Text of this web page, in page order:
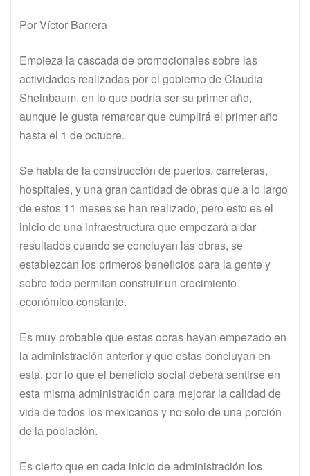
Por Víctor Barrera
Empieza la cascada de promocionales sobre las
actividades realizadas por el gobierno de Claudia
Sheinbaum, en lo que podría ser su primer año,
aunque le gusta remarcar que cumplirá el primer año
hasta el 1 de octubre.
Se habla de la construcción de puertos, carreteras,
hospitales, y una gran cantidad de obras que a lo largo
de estos 11 meses se han realizado, pero esto es el
inicio de una infraestructura que empezará a dar
resultados cuando se concluyan las obras, se
establezcan los primeros beneficios para la gente y
sobre todo permitan construir un crecimiento
económico constante.
Es muy probable que estas obras hayan empezado en
la administración anterior y que estas concluyan en
esta, por lo que el beneficio social deberá sentirse en
esta misma administración para mejorar la calidad de
vida de todos los mexicanos y no solo de una porción
de la población.
Es cierto que en cada inicio de administración los